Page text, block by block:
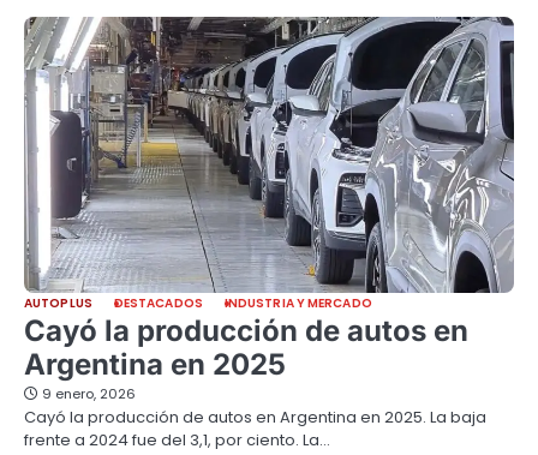
AUTOPLUS DESTACADOS INDUSTRIA Y MERCADO
Cayó la producción de autos en
Argentina en 2025
9 enero, 2026
Cayó la producción de autos en Argentina en 2025. La baja
frente a 2024 fue del 3,1, por ciento. La…